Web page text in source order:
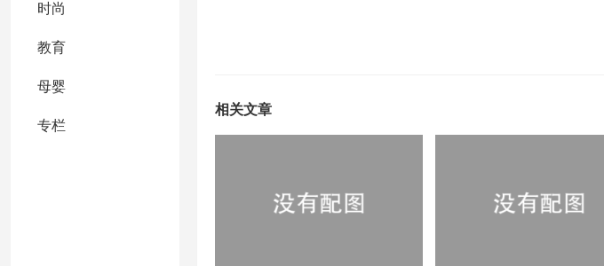
时尚
教育
母婴
专栏
相关文章